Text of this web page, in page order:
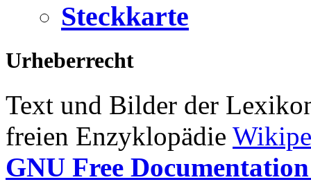
Steckkarte
Urheberrecht
Text und Bilder der
freien Enzyklopädie
GNU Free